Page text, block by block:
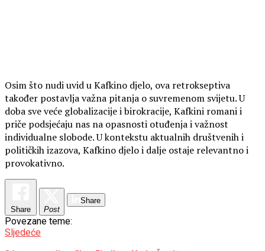
Osim što nudi uvid u Kafkino djelo, ova retrokseptiva
također postavlja važna pitanja o suvremenom svijetu. U
doba sve veće globalizacije i birokracije, Kafkini romani i
priče podsjećaju nas na opasnosti otuđenja i važnost
individualne slobode. U kontekstu aktualnih društvenih i
političkih izazova, Kafkino djelo i dalje ostaje relevantno i
provokativno.
Share Post
Share
Povezane teme:
Sljedeće